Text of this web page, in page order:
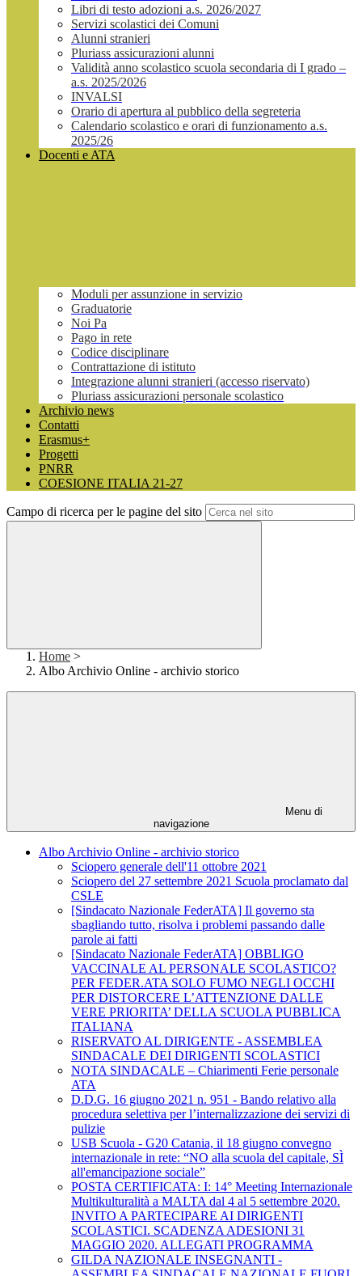
Libri di testo adozioni a.s. 2026/2027
Servizi scolastici dei Comuni
Alunni stranieri
Pluriass assicurazioni alunni
Validità anno scolastico scuola secondaria di I grado –
a.s. 2025/2026
INVALSI
Orario di apertura al pubblico della segreteria
Calendario scolastico e orari di funzionamento a.s.
2025/26
Docenti e ATA
Moduli per assunzione in servizio
Graduatorie
Noi Pa
Pago in rete
Codice disciplinare
Contrattazione di istituto
Integrazione alunni stranieri (accesso riservato)
Pluriass assicurazioni personale scolastico
Archivio news
Contatti
Erasmus+
Progetti
PNRR
COESIONE ITALIA 21-27
Campo di ricerca per le pagine del sito
Home >
Albo Archivio Online - archivio storico
Menu di
navigazione
Albo Archivio Online - archivio storico
Sciopero generale dell'11 ottobre 2021
Sciopero del 27 settembre 2021 Scuola proclamato dal
CSLE
[Sindacato Nazionale FederATA] Il governo sta
sbagliando tutto, risolva i problemi passando dalle
parole ai fatti
[Sindacato Nazionale FederATA] OBBLIGO
VACCINALE AL PERSONALE SCOLASTICO?
PER FEDER.ATA SOLO FUMO NEGLI OCCHI
PER DISTORCERE L’ATTENZIONE DALLE
VERE PRIORITA’ DELLA SCUOLA PUBBLICA
ITALIANA
RISERVATO AL DIRIGENTE - ASSEMBLEA
SINDACALE DEI DIRIGENTI SCOLASTICI
NOTA SINDACALE – Chiarimenti Ferie personale
ATA
D.D.G. 16 giugno 2021 n. 951 - Bando relativo alla
procedura selettiva per l’internalizzazione dei servizi di
pulizie
USB Scuola - G20 Catania, il 18 giugno convegno
internazionale in rete: “NO alla scuola del capitale, SÌ
all'emancipazione sociale”
POSTA CERTIFICATA: I: 14° Meeting Internazionale
Multikulturalità a MALTA dal 4 al 5 settembre 2020.
INVITO A PARTECIPARE AI DIRIGENTI
SCOLASTICI. SCADENZA ADESIONI 31
MAGGIO 2020. ALLEGATI PROGRAMMA
GILDA NAZIONALE INSEGNANTI -